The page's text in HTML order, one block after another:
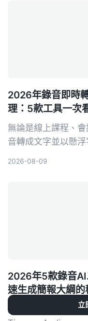
2026年錄音即時
理：5款工具一次
無論是線上課程、
音轉成文字並以懸
2026-08-09
2026年5款錄音
速生成簡報大綱的
用錄音直接生成簡報
立